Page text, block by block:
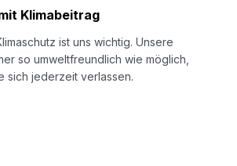
Zum Schutz von i.d.R.
hochwertigen, kratz-
Teilen beim Lagern oder
oder beim Versand).
slit", d.h. Schaumprofile sind
ausgerüstet, an der
komplett geöffnet werden kann.
Klimabeitrag
ist uns wichtig. Unsere
so umweltfreundlich wie möglich,
sich jederzeit verlassen.